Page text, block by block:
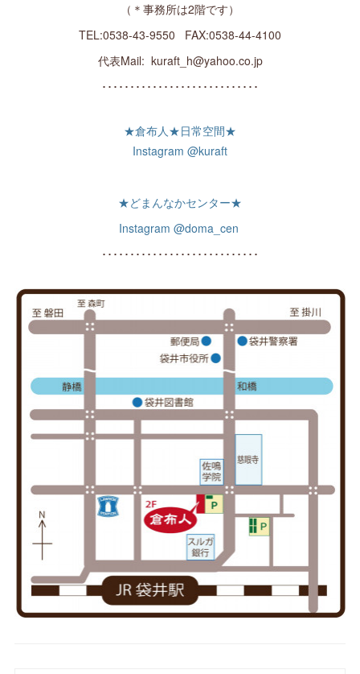
（＊事務所は2階です）
TEL:0538-43-9550 FAX:0538-44-4100
代表Mail: kuraft_h@yahoo.co.jp
････････････････････････････
★倉布人★日常空間★
Instagram @kuraft
★どまんなかセンター★
Instagram @doma_cen
････････････････････････････